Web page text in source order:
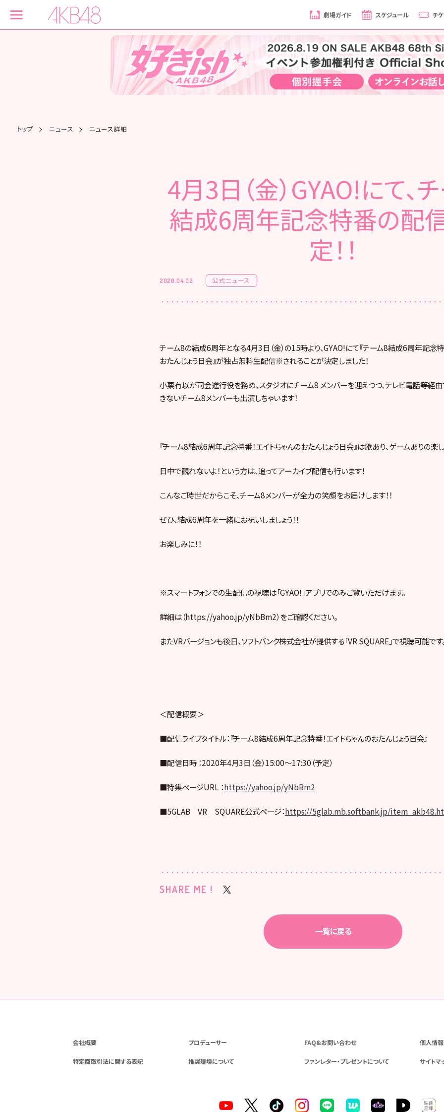
劇場ガイド スケジュール チ
トップ ニュース ニュース詳細
4月3日（金）GYAO!にて、
結成6周年記念特番の配
定！！
2020.04.02 公式ニュース
チーム8の結成6周年となる4月3日（金）の15時より、GYAO!にて『チーム8結成6周年記念特
おたんじょう日会』が独占無料生配信※されることが決定しました！
小栗有以が司会進行役を務め、スタジオにチーム8 メンバーを迎えつつ、テレビ電話等経
きないチーム8メンバーも出演しちゃいます！
『チーム8結成6周年記念特番！エイトちゃんのおたんじょう日会』は歌あり、ゲームありの楽
日中で観れないよ！という方は、追ってアーカイブ配信も行います！
こんなご時世だからこそ、チーム8メンバーが全力の笑顔をお届けします！！
ぜひ、結成6周年を一緒にお祝いしましょう！！
お楽しみに！！
※スマートフォンでの生配信の視聴は「GYAO!」アプリでのみご覧いただけます。
詳細は（https://yahoo.jp/yNbBm2）をご確認ください。
またVRバージョンも後日、ソフトバンク株式会社が提供する「VR SQUARE」で視聴可能です
＜配信概要＞
■配信ライブタイトル：『チーム8結成6周年記念特番！エイトちゃんのおたんじょう日会』
■配信日時 ：2020年4月3日（金）15:00～17:30（予定）
■特集ページURL ：https://yahoo.jp/yNbBm2
■5GLAB VR SQUARE公式ページ：https://5glab.mb.softbank.jp/
SHARE ME !
一覧に戻る
会社概要 プロデューサー FAQ&お問い合わせ 個人情
特定商取引法に関する表記 推奨環境について ファンレター・プレゼントについて サイトマ